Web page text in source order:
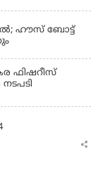
ഹൗസ് ബോട്ട്
ഫിഷറീസ്